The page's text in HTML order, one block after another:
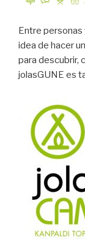
Entre personas
idea de hacer
para descubrir,
jolasGUNE es